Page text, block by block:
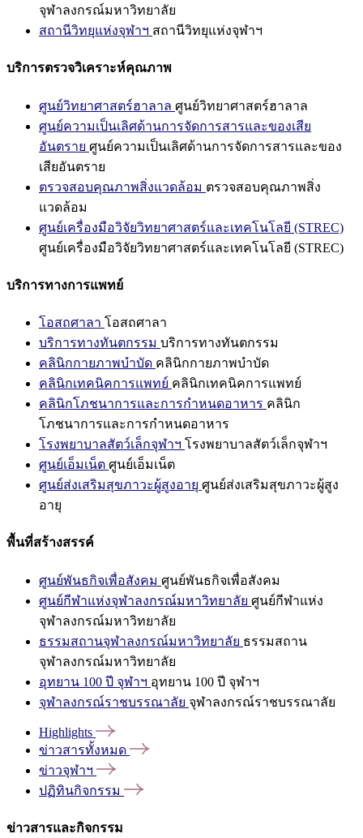
จุฬาลงกรณ์มหาวิทยาลัย
สถานีวิทยุแห่งจุฬาฯ สถานีวิทยุแห่งจุฬาฯ
บริการตรวจวิเคราะห์คุณภาพ
ศูนย์วิทยาศาสตร์ฮาลาล ศูนย์วิทยาศาสตร์ฮาลาล
ศูนย์ความเป็นเลิศด้านการจัดการสารและของเสีย
อันตราย ศูนย์ความเป็นเลิศด้านการจัดการสารและของ
เสียอันตราย
ตรวจสอบคุณภาพสิ่งแวดล้อม ตรวจสอบคุณภาพสิ่ง
แวดล้อม
ศูนย์เครื่องมือวิจัยวิทยาศาสตร์และเทคโนโลยี (STREC)
ศูนย์เครื่องมือวิจัยวิทยาศาสตร์และเทคโนโลยี (STREC)
บริการทางการแพทย์
โอสถศาลา โอสถศาลา
บริการทางทันตกรรม บริการทางทันตกรรม
คลินิกกายภาพบำบัด คลินิกกายภาพบำบัด
คลินิกเทคนิคการแพทย์ คลินิกเทคนิคการแพทย์
คลินิกโภชนาการและการกำหนดอาหาร คลินิก
โภชนาการและการกำหนดอาหาร
โรงพยาบาลสัตว์เล็กจุฬาฯ โรงพยาบาลสัตว์เล็กจุฬาฯ
ศูนย์เอ็มเน็ต ศูนย์เอ็มเน็ต
ศูนย์ส่งเสริมสุขภาวะผู้สูงอายุ ศูนย์ส่งเสริมสุขภาวะผู้สูง
อายุ
พื้นที่สร้างสรรค์
ศูนย์พันธกิจเพื่อสังคม ศูนย์พันธกิจเพื่อสังคม
ศูนย์กีฬาแห่งจุฬาลงกรณ์มหาวิทยาลัย ศูนย์กีฬาแห่ง
จุฬาลงกรณ์มหาวิทยาลัย
ธรรมสถานจุฬาลงกรณ์มหาวิทยาลัย ธรรมสถาน
จุฬาลงกรณ์มหาวิทยาลัย
อุทยาน 100 ปี จุฬาฯ อุทยาน 100 ปี จุฬาฯ
จุฬาลงกรณ์ราชบรรณาลัย จุฬาลงกรณ์ราชบรรณาลัย
Highlights
ข่าวสารทั้งหมด
ข่าวจุฬาฯ
ปฏิทินกิจกรรม
ข่าวสารและกิจกรรม